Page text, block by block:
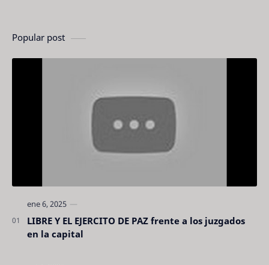
Popular post
LIBRE Y EL EJERCITO DE PAZ frente a los juzgados
en la capital